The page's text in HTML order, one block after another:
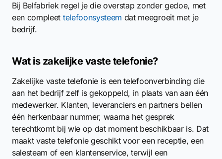
Bij Belfabriek regel je die overstap zonder gedoe, met
een compleet telefoonsysteem dat meegroeit met je
bedrijf.
Wat is zakelijke vaste telefonie?
Zakelijke vaste telefonie is een telefoonverbinding die
aan het bedrijf zelf is gekoppeld, in plaats van aan één
medewerker. Klanten, leveranciers en partners bellen
één herkenbaar nummer, waarna het gesprek
terechtkomt bij wie op dat moment beschikbaar is. Dat
maakt vaste telefonie geschikt voor een receptie, een
salesteam of een klantenservice, terwijl een